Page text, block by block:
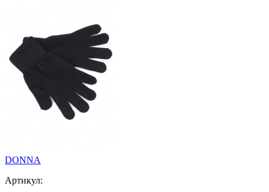
DONNA
Артикул: